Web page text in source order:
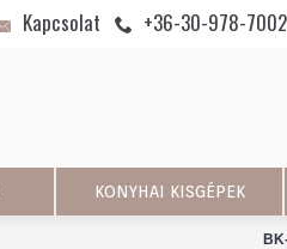
Kapcsolat +36-30-978-7002
KONYHAI KISGÉPEK